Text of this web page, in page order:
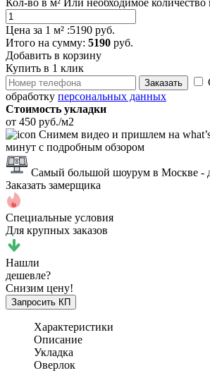
Цена за 1 м² :5190 руб.
Итого на сумму: 5190 руб.
Добавить в корзину
Купить в 1 клик
Заказать
обработку персональных данных
Стоимость укладки
от 450 руб./м2
Снимем видео и пришлем на
минут с подробным обзором
Самый большой шоурум в Москве -
Заказать замерщика
Специальные условия
Для крупных заказов
Нашли
дешевле?
Снизим цену!
Запросить КП
Характеристики
Описание
Укладка
Оверлок